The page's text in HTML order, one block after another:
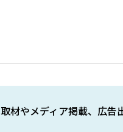
取材やメディア掲載、広告